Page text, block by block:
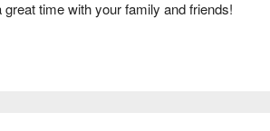
time with your family and friends!